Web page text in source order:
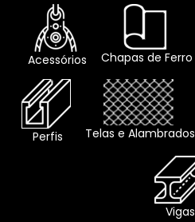
Acessórios Chapas de Ferro
Perfis Telas e Alambrados
Vigas